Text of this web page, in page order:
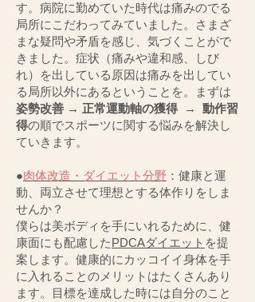
す。病院に勤めていた時代は痛みのでる
局所にこだわってみていました。さまざ
まな疑問や矛盾を感じ、気づくことがで
きました。症状（痛みや違和感、しび
れ）
を出している原因は痛みを出してい
る局所以外にあるということを。まずは
姿勢改善 → 正常運動軸の獲得 → 動作習
得の順でスポーツに関する悩みを解決し
ていきます。
●肉体改造・ダイエット分野 ：健康と運
動、両立させて理想とする体作りをしま
せんか？
僕らは美ボディを手にいれるために、健
康面にも配慮したPDCAダイエット を提
案します。 健康的にカッコイイ身体を手
に入れることのメリットはたくさんあり
ます。目標を達成した時には自分のこと